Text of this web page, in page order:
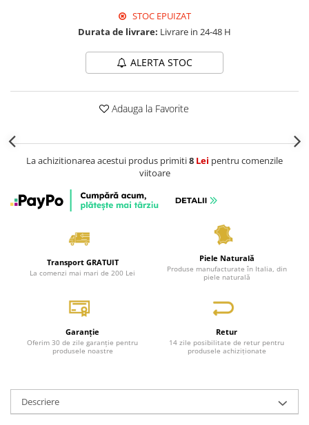
STOC EPUIZAT
Durata de livrare: Livrare in 24-48 H
ALERTA STOC
Adauga la Favorite
La achizitionarea acestui produs primiti8 Lei pentru comenzile
viitoare
Transport GRATUIT
La comenzi mai mari de 200 Lei
Piele Naturală
Produse manufacturate în Italia, din
piele naturală
Garanție
Oferim 30 de zile garanție pentru
produsele noastre
Retur
14 zile posibilitate de retur pentru
produsele achiziționate
Descriere